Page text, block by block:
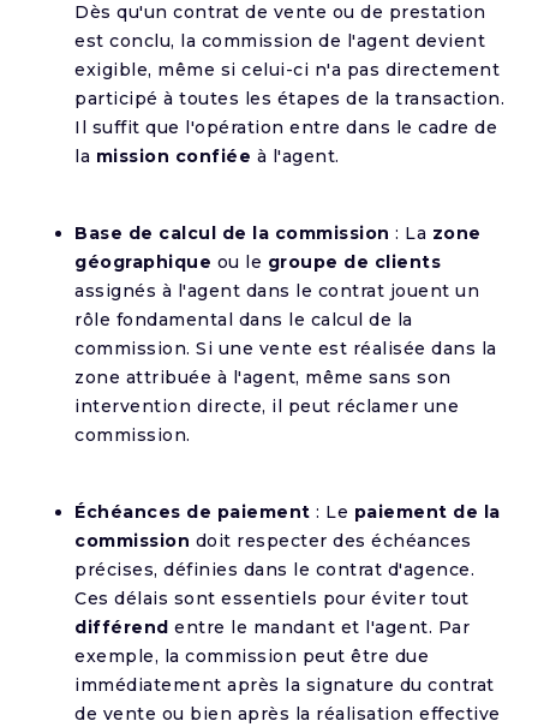
Dès qu'un contrat de vente ou de prestation
est conclu, la commission de l'agent devient
exigible, même si celui-ci n'a pas directement
participé à toutes les étapes de la transaction.
Il suffit que l'opération entre dans le cadre de
la mission confiée à l'agent.
Base de calcul de la commission : La zone
géographique ou le groupe de clients
assignés à l'agent dans le contrat jouent un
rôle fondamental dans le calcul de la
commission. Si une vente est réalisée dans la
zone attribuée à l'agent, même sans son
intervention directe, il peut réclamer une
commission.
Échéances de paiement : Le paiement de la
commission doit respecter des échéances
précises, définies dans le contrat d'agence.
Ces délais sont essentiels pour éviter tout
différend entre le mandant et l'agent. Par
exemple, la commission peut être due
immédiatement après la signature du contrat
de vente ou bien après la réalisation effective